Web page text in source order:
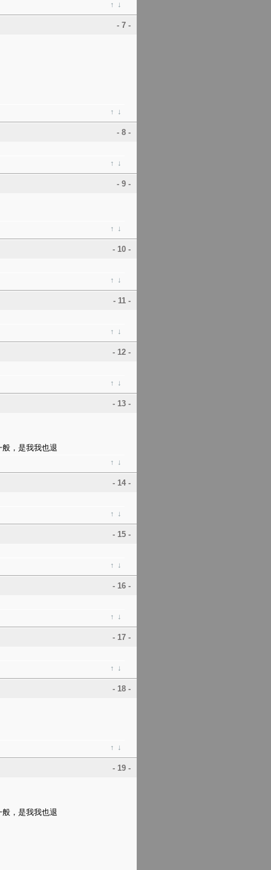
↑ ↓
- 7 -
↑ ↓
- 8 -
↑ ↓
- 9 -
↑ ↓
- 10 -
↑ ↓
- 11 -
↑ ↓
- 12 -
↑ ↓
- 13 -
，是我我也退
↑ ↓
- 14 -
↑ ↓
- 15 -
↑ ↓
- 16 -
↑ ↓
- 17 -
↑ ↓
- 18 -
↑ ↓
- 19 -
，是我我也退